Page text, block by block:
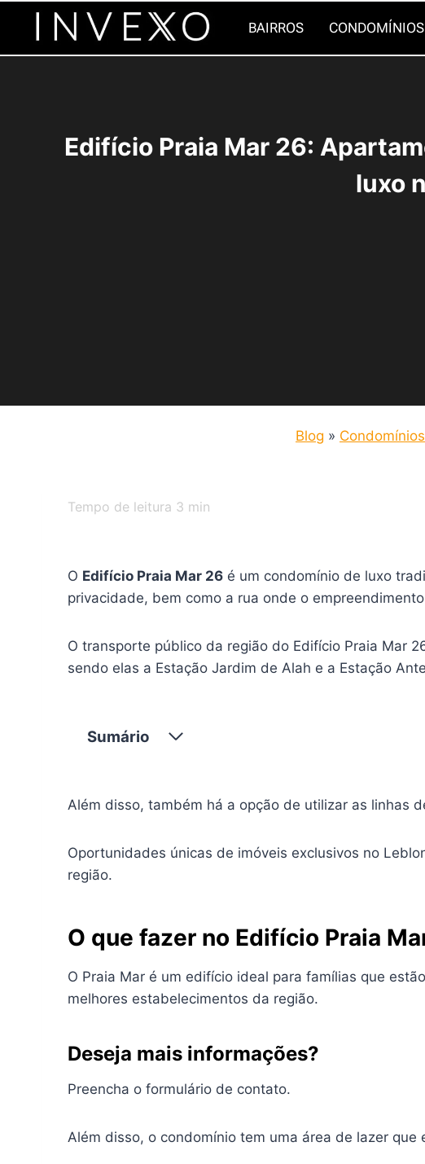
o
BAIRROS CONDOMÍNIOS
Edifício Praia Mar 26:
luxo
Blog » Condomínios
Tempo de leitura 3 min
O Edifício Praia Mar 26 é um condomínio de luxo
privacidade, bem como a rua onde o
O transporte público da região do Edifício Praia Mar
sendo elas a Estação Jardim de Alah e a Estação
Sumário
Além disso, também há a opção de utilizar as linhas
Oportunidades únicas de imóveis exclusivos no
região.
O que fazer no Edifício Praia
O Praia Mar é um edifício ideal para famílias que
melhores estabelecimentos da região.
Deseja mais informações?
Preencha o formulário de contato.
Além disso, o condomínio tem uma área de lazer